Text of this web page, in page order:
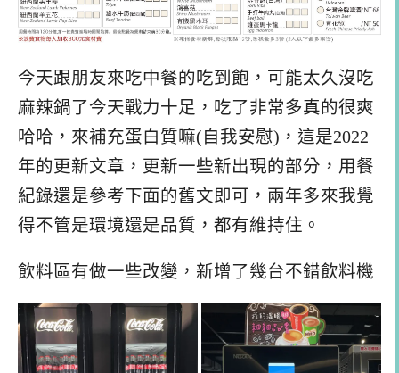
今天跟朋友來吃中餐的吃到飽，可能太久沒吃
麻辣鍋了今天戰力十足，吃了非常多真的很爽
哈哈，來補充蛋白質嘛(自我安慰)，這是2022
年的更新文章，更新一些新出現的部分，用餐
紀錄還是參考下面的舊文即可，兩年多來我覺
得不管是環境還是品質，都有維持住。
飲料區有做一些改變，新增了幾台不錯飲料機